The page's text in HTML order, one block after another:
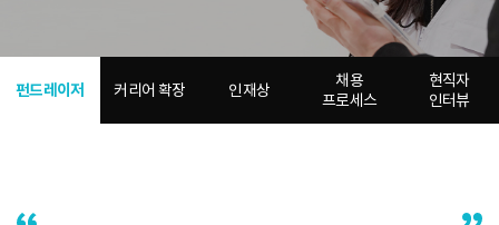
펀드레이저 커리어 확장 인재상
채용
프로세스
현직자
인터뷰